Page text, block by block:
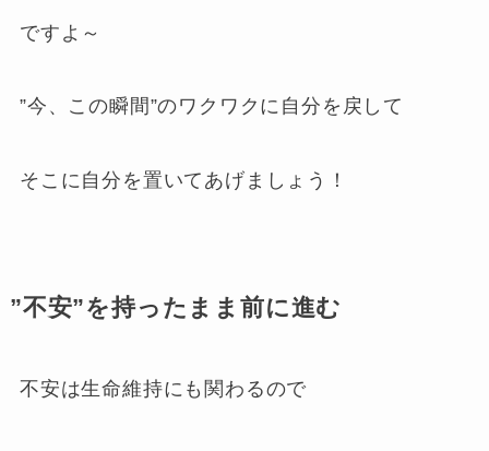
ですよ～
”今、この瞬間”のワクワクに自分を戻して
そこに自分を置いてあげましょう！
”不安”を持ったまま前に進む
不安は生命維持にも関わるので